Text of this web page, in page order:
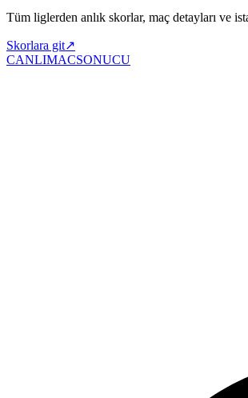
Tüm liglerden anlık skorlar, maç detayları ve
Skorlara git↗
CANLIMACSONUCU